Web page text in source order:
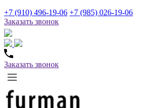
+7 (910) 496-19-06 +7 (985) 026-19-06
Заказать звонок
Заказать звонок